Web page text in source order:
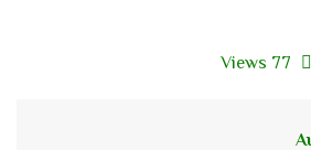
77 Views